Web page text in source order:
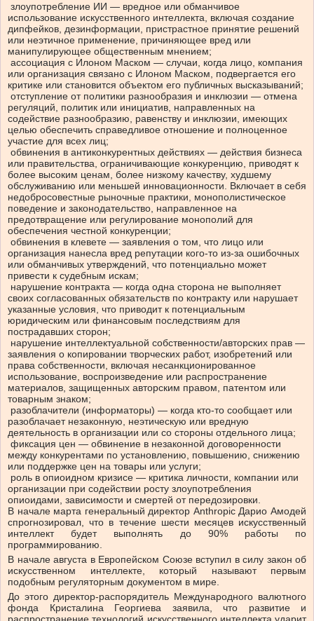
злоупотребление ИИ — вредное или обманчивое
использование искусственного интеллекта, включая создание
дипфейков, дезинформации, пристрастное принятие решений
или неэтичное применение, причиняющее вред или
манипулирующее общественным мнением;
ассоциация с Илоном Маском — случаи, когда лицо, компания
или организация связано с Илоном Маском, подвергается его
критике или становится объектом его публичных высказываний;
отступление от политики разнообразия и инклюзии — отмена
регуляций, политик или инициатив, направленных на
содействие разнообразию, равенству и инклюзии, имеющих
целью обеспечить справедливое отношение и полноценное
участие для всех лиц;
обвинения в антиконкурентных действиях — действия бизнеса
или правительства, ограничивающие конкуренцию, приводят к
более высоким ценам, более низкому качеству, худшему
обслуживанию или меньшей инновационности. Включает в себя
недобросовестные рыночные практики, монополистическое
поведение и законодательство, направленное на
предотвращение или регулирование монополий для
обеспечения честной конкуренции;
обвинения в клевете — заявления о том, что лицо или
организация нанесла вред репутации кого-то из-за ошибочных
или обманчивых утверждений, что потенциально может
привести к судебным искам;
нарушение контракта — когда одна сторона не выполняет
своих согласованных обязательств по контракту или нарушает
указанные условия, что приводит к потенциальным
юридическим или финансовым последствиям для
пострадавших сторон;
нарушение интеллектуальной собственности/авторских прав —
заявления о копировании творческих работ, изобретений или
права собственности, включая несанкционированное
использование, воспроизведение или распространение
материалов, защищенных авторским правом, патентом или
товарным знаком;
разоблачители (информаторы) — когда кто-то сообщает или
разоблачает незаконную, неэтическую или вредную
деятельность в организации или со стороны отдельного лица;
фиксация цен — обвинение в незаконной договоренности
между конкурентами по установлению, повышению, снижению
или поддержке цен на товары или услуги;
роль в опиоидном кризисе — критика личности, компании или
организации при содействии росту злоупотребления
опиоидами, зависимости и смертей от передозировки.
В начале марта генеральный директор Anthropic Дарио Амодей
спрогнозировал, что в течение шести месяцев искусственный
интеллект будет выполнять до 90% работы по
программированию.
В начале августа в Европейском Союзе вступил в силу закон об
искусственном интеллекте, который называют первым
подобным регуляторным документом в мире.
До этого директор-распорядитель Международного валютного
фонда Кристалина Георгиева заявила, что развитие и